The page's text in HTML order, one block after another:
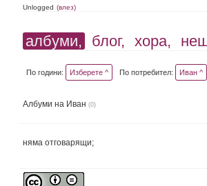
Unlogged (влез)
албуми, блог, хора,
По години: Изберете ^ По потребител: Иван ^
Албуми на Иван(0)
няма отговарящи;